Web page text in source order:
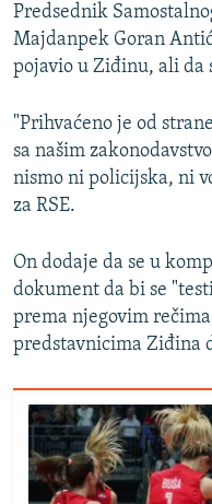
Predsednik
Majdanpek Goran
pojavio u Ziđinu, ali da
"Prihvaćeno je od
sa našim
nismo ni policijska, ni
za RSE.
On dodaje da se u
dokument da bi se
prema njegovim
predstavnicima Ziđina